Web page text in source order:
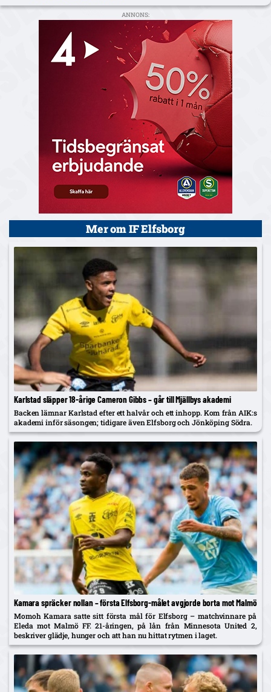
ANNONS:
Mer om IF Elfsborg
Karlstad släpper 18-årige Cameron Gibbs – går till Mjällbys akademi
Backen lämnar Karlstad efter ett halvår och ett inhopp. Kom från AIK:s
akademi inför säsongen; tidigare även Elfsborg och Jönköping Södra.
Kamara spräcker nollan – första Elfsborg-målet avgjorde borta mot Malmö
Momoh Kamara satte sitt första mål för Elfsborg – matchvinnare på
Eleda mot Malmö FF. 21-åringen, på lån från Minnesota United 2,
beskriver glädje, hunger och att han nu hittat rytmen i laget.